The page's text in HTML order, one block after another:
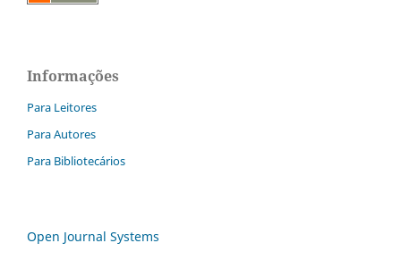
Informações
Para Leitores
Para Autores
Para Bibliotecários
Open Journal Systems